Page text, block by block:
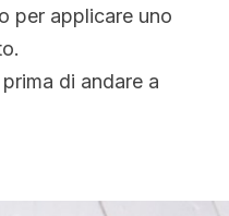
per applicare uno
di andare a